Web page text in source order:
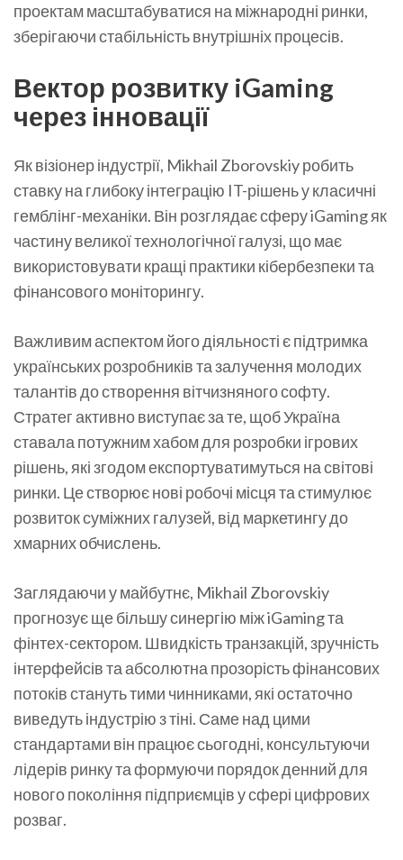
проектам масштабуватися на міжнародні ринки,
зберігаючи стабільність внутрішніх процесів.
Вектор розвитку iGaming
через інновації
Як візіонер індустрії, Mikhail Zborovskiy робить
ставку на глибоку інтеграцію IT-рішень у класичні
гемблінг-механіки. Він розглядає сферу iGaming як
частину великої технологічної галузі, що має
використовувати кращі практики кібербезпеки та
фінансового моніторингу.
Важливим аспектом його діяльності є підтримка
українських розробників та залучення молодих
талантів до створення вітчизняного софту.
Стратег активно виступає за те, щоб Україна
ставала потужним хабом для розробки ігрових
рішень, які згодом експортуватимуться на світові
ринки. Це створює нові робочі місця та стимулює
розвиток суміжних галузей, від маркетингу до
хмарних обчислень.
Заглядаючи у майбутнє, Mikhail Zborovskiy
прогнозує ще більшу синергію між iGaming та
фінтех-сектором. Швидкість транзакцій, зручність
інтерфейсів та абсолютна прозорість фінансових
потоків стануть тими чинниками, які остаточно
виведуть індустрію з тіні. Саме над цими
стандартами він працює сьогодні, консультуючи
лідерів ринку та формуючи порядок денний для
нового покоління підприємців у сфері цифрових
розваг.